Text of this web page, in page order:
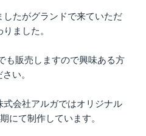
たがグランドで来ていただ
ました。
も販売しますので興味ある方
い。
会社アルガではオリジナル
にて制作しています。